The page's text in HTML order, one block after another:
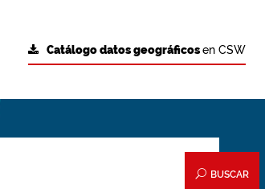
Catálogo datos geográficosen CSW
BUSCAR